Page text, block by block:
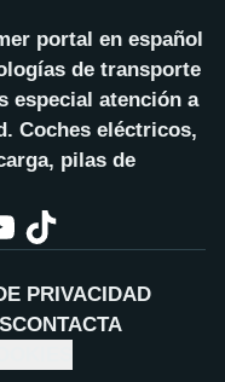
portal en español
de transporte
especial atención a
Coches eléctricos,
pilas de
PRIVACIDAD
CONTACTA